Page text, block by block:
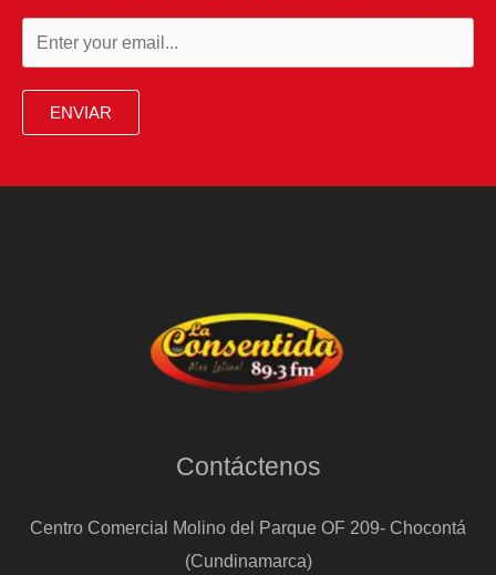
ENVIAR
Contáctenos
Centro Comercial Molino del Parque OF 209- Chocontá
(Cundinamarca)